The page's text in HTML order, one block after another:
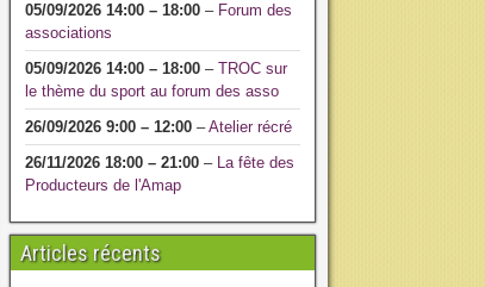
05/09/2026 14:00 – 18:00 – Forum des
associations
05/09/2026 14:00 – 18:00 – TROC sur
le thème du sport au forum des asso
26/09/2026 9:00 – 12:00 –Atelier récré
26/11/2026 18:00 – 21:00 – La fête des
Producteurs de l'Amap
Articles récents